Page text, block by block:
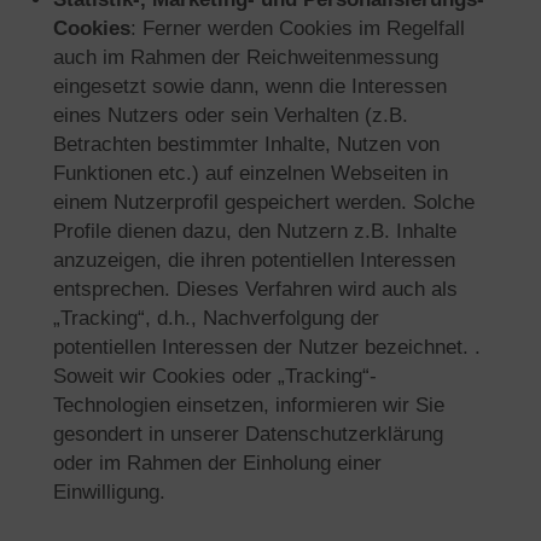
Cookies: Ferner werden Cookies im Regelfall
auch im Rahmen der Reichweitenmessung
eingesetzt sowie dann, wenn die Interessen
eines Nutzers oder sein Verhalten (z.B.
Betrachten bestimmter Inhalte, Nutzen von
Funktionen etc.) auf einzelnen Webseiten in
einem Nutzerprofil gespeichert werden. Solche
Profile dienen dazu, den Nutzern z.B. Inhalte
anzuzeigen, die ihren potentiellen Interessen
entsprechen. Dieses Verfahren wird auch als
„Tracking“, d.h., Nachverfolgung der
potentiellen Interessen der Nutzer bezeichnet. .
Soweit wir Cookies oder „Tracking“-
Technologien einsetzen, informieren wir Sie
gesondert in unserer Datenschutzerklärung
oder im Rahmen der Einholung einer
Einwilligung.